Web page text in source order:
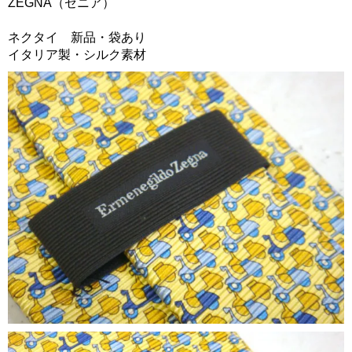
ZEGNA（ゼニア）
ネクタイ 新品・袋あり
イタリア製・シルク素材